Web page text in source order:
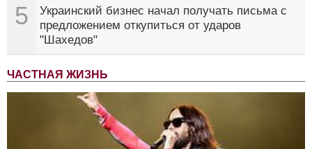
5
Украинский бизнес начал получать письма с
предложением откупиться от ударов
"Шахедов"
ЧАСТНАЯ ЖИЗНЬ